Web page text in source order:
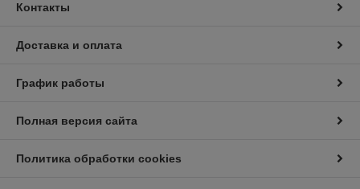
Контакты
Доставка и оплата
График работы
Полная версия сайта
Политика обработки cookies